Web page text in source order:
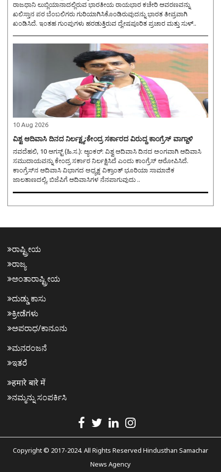
ರಾಜಧಾನಿ ಲುಬ್ಲಿಯಾನಾದಲ್ಲಿರುವ ಭಾರತೀಯ ರಾಯಭಾರ ಕಚೇರಿ ಆವರಣವನ್ನು
ಖಲಿಸ್ತಾನ ಪರ ಬೆಂಬಲಿಗರು ಗುರಿಯಾಗಿಸಿಕೊಂಡಿರುವುದನ್ನು ಭಾರತ ತೀವ್ರವಾಗಿ
ಖಂಡಿಸಿದೆ. ಇಂತಹ ಗುಂಪುಗಳು ಹರಡುತ್ತಿರುವ ದ್ವೇಷಪೂರಿತ ಪ್ರಚಾರ ಮತ್ತು ಸುಳ್..
10 Aug 2026
ವಿಶ್ವ ಆದಿವಾಸಿ ದಿನದ ನಿರ್ಲಕ್ಷ್ಯ:ಕೇಂದ್ರ ಸರ್ಕಾರದ ವಿರುದ್ಧ ಕಾಂಗ್ರೆಸ್ ವಾಗ್ದಾಳಿ
ನವದೆಹಲಿ, 10 ಆಗಸ್ಟ್ (ಹಿ.ಸ.): ಆ್ಯಂಕರ್: ವಿಶ್ವ ಆದಿವಾಸಿ ದಿನದ ಅಂಗವಾಗಿ ಆದಿವಾಸಿ
ಸಮುದಾಯವನ್ನು ಕೇಂದ್ರ ಸರ್ಕಾರ ನಿರ್ಲಕ್ಷಿಸಿದೆ ಎಂದು ಕಾಂಗ್ರೆಸ್ ಆರೋಪಿಸಿದೆ.
ಕಾಂಗ್ರೆಸ್‌ನ ಆದಿವಾಸಿ ವಿಭಾಗದ ಅಧ್ಯಕ್ಷ ವಿಕ್ರಾಂತ್ ಭೂರಿಯಾ ಸಾಮಾಜಿಕ
ಜಾಲತಾಣದಲ್ಲಿ, ಬಿಜೆಪಿಗೆ ಆದಿವಾಸಿಗಳ ನೆನಪಾಗುವುದು ..
ರಾಷ್ಟ್ರೀಯ
ರಾಜ್ಯ
ಅಂತಾರಾಷ್ಟ್ರೀಯ
ದುಡ್ಡು ಕಾಸು
ಕ್ರೀಡೆಗಳು
ಅಪರಾಧ/ಕಾನೂನು
ಮನರಂಜನೆ
ಇತರೆ
हमारे बारे में
ನಮ್ಮನ್ನು ಸಂಪರ್ಕಿಸಿ
Copyright © 2017-2024. All Rights Reserved Hindusthan Samachar
News Agency